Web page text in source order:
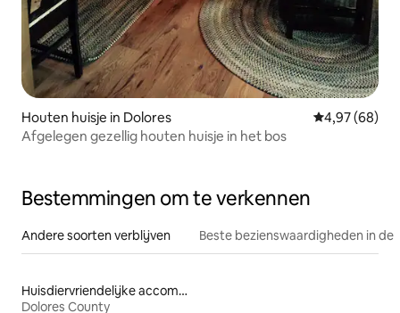
Houten huisje in Dolores Gemiddelde
4,97 (68)
Afgelegen gezellig houten huisje in het bos
Bestemmingen om te verkennen
Andere soorten verblijven Beste bezienswaardigheden in de
Huisdiervriendelijke accommodaties
Dolores County